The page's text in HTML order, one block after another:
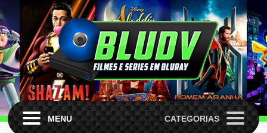
MENU CATEGORIAS